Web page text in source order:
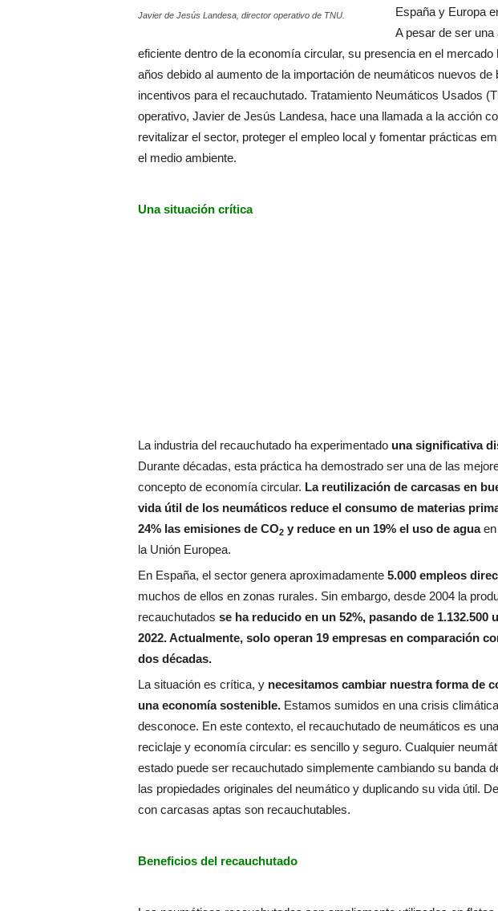
Javier de Jesús Landesa, director operativo de TNU.
España y Europa
A pesar de ser
eficiente dentro de la economía circular, su presencia en el
años debido al aumento de la importación de neumáticos nuevos de
incentivos para el recauchutado. Tratamiento Neumáticos Usados
operativo, Javier de Jesús Landesa, hace una llamada a la acción
revitalizar el sector, proteger el empleo local y fomentar prácticas
el medio ambiente.
Una situación crítica
La industria del recauchutado ha experimentado una significativa
Durante décadas, esta práctica ha demostrado ser una de las
concepto de economía circular. La reutilización de carcasas en
vida útil de los neumáticos reduce el consumo de materias
24% las emisiones de CO2 y reduce en un 19% el uso de aguaen
la Unión Europea.
En España, el sector genera aproximadamente 5.000 empleos
muchos de ellos en zonas rurales. Sin embargo, desde 2004 la
recauchutados se ha reducido en un 52%, pasando de 1.132.500
2022. Actualmente, solo operan 19 empresas en comparación
dos décadas.
La situación es crítica, y necesitamos cambiar nuestra forma de
una economía sostenible. Estamos sumidos en una crisis
desconoce. En este contexto, el recauchutado de neumáticos es
reciclaje y economía circular: es sencillo y seguro. Cualquier
estado puede ser recauchutado simplemente cambiando su banda
las propiedades originales del neumático y duplicando su vida útil.
con carcasas aptas son recauchutables.
Beneficios del recauchutado